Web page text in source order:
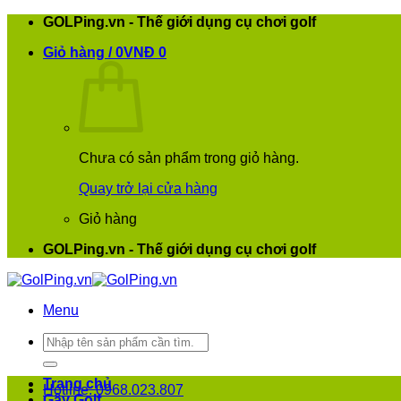
GOLPing.vn - Thế giới dụng cụ chơi golf
Giỏ hàng /0VNĐ 0
Chưa có sản phẩm trong giỏ hàng.
Quay trở lại cửa hàng
Giỏ hàng
GOLPing.vn - Thế giới dụng cụ chơi golf
Menu
Tìm
kiếm:
Hotline: 0968.023.807
Trang chủ